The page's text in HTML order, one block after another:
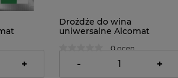
+
Drożdże do wina
uniwersalne Alcomat
0 ocen
48,41 zł
- +